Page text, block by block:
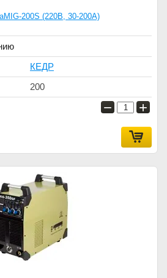
200S (220В, 30-200А)
КЕДР
200
− +